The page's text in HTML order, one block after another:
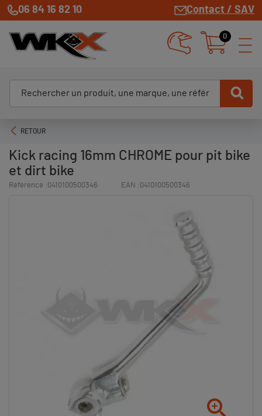
06 84 16 82 10 Contact / SAV
0
RETOUR
Kick racing 16mm CHROME pour pit bike
et dirt bike
Référence :0410100500346 EAN :0410100500346
